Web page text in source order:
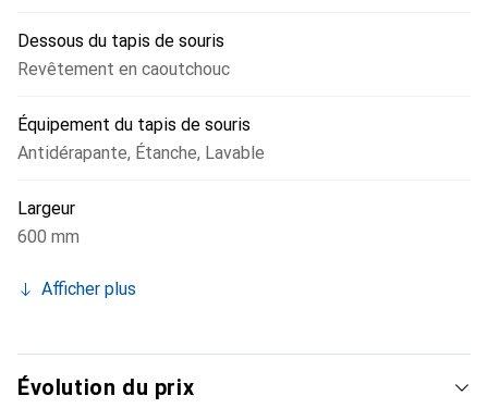
Dessous du tapis de souris
Revêtement en caoutchouc
Équipement du tapis de souris
Antidérapante, Étanche, Lavable
Largeur
600 mm
Afficher plus
Évolution du prix